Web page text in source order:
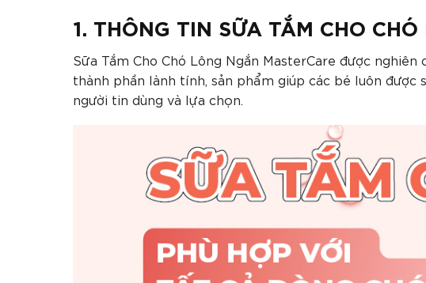
1. THÔNG TIN SỮA TẮM CHO
Sữa Tắm Cho Chó Lông Ngắn MasterCare được
thành phần lành tính, sản phẩm giúp các bé luôn
người tin dùng và lựa chọn.